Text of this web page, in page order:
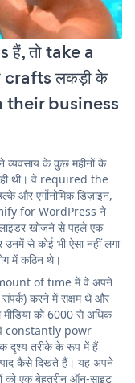
हैं, तो take a
crafts लकड़ी के
their business
के कुछ महीनों के
थी। वे required the
और एर्गोनोमिक डिज़ाइन,
for WordPress ने
खोजने से पहले एक
से कोई भी ऐसा नहीं लगा
में कठिन थे।
of time में वे अपने
करने में सक्षम थे और
को 6000 से अधिक
वे constantly powr
दृश्य तरीके के रूप में हैं
कैसे दिखते हैं। यह अपने
को एक बेहतरीन ऑन-साइट